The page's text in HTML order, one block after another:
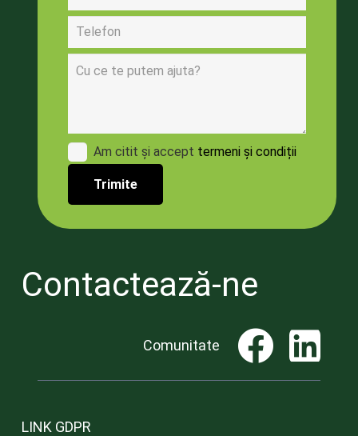
Am citit și accept termeni și condiții
Contactează-ne
Comunitate
LINK GDPR